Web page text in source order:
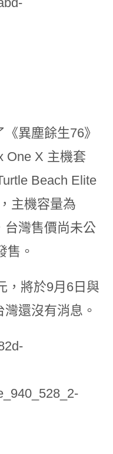
異塵餘生76》
One X 主機套
Beach Elite
主機容量為
台灣售價尚未公
售。
，將於9月6日與
還沒有消息。